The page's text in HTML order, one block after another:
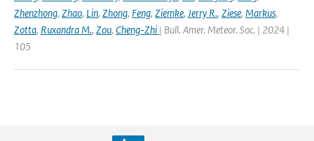
Zhenzhong, Zhao, Lin, Zhong, Feng, Ziemke, Jerry R., Ziese, Markus,
Zotta, Ruxandra M., Zou, Cheng-Zhi | Bull. Amer. Meteor. Soc. | 2024 |
105